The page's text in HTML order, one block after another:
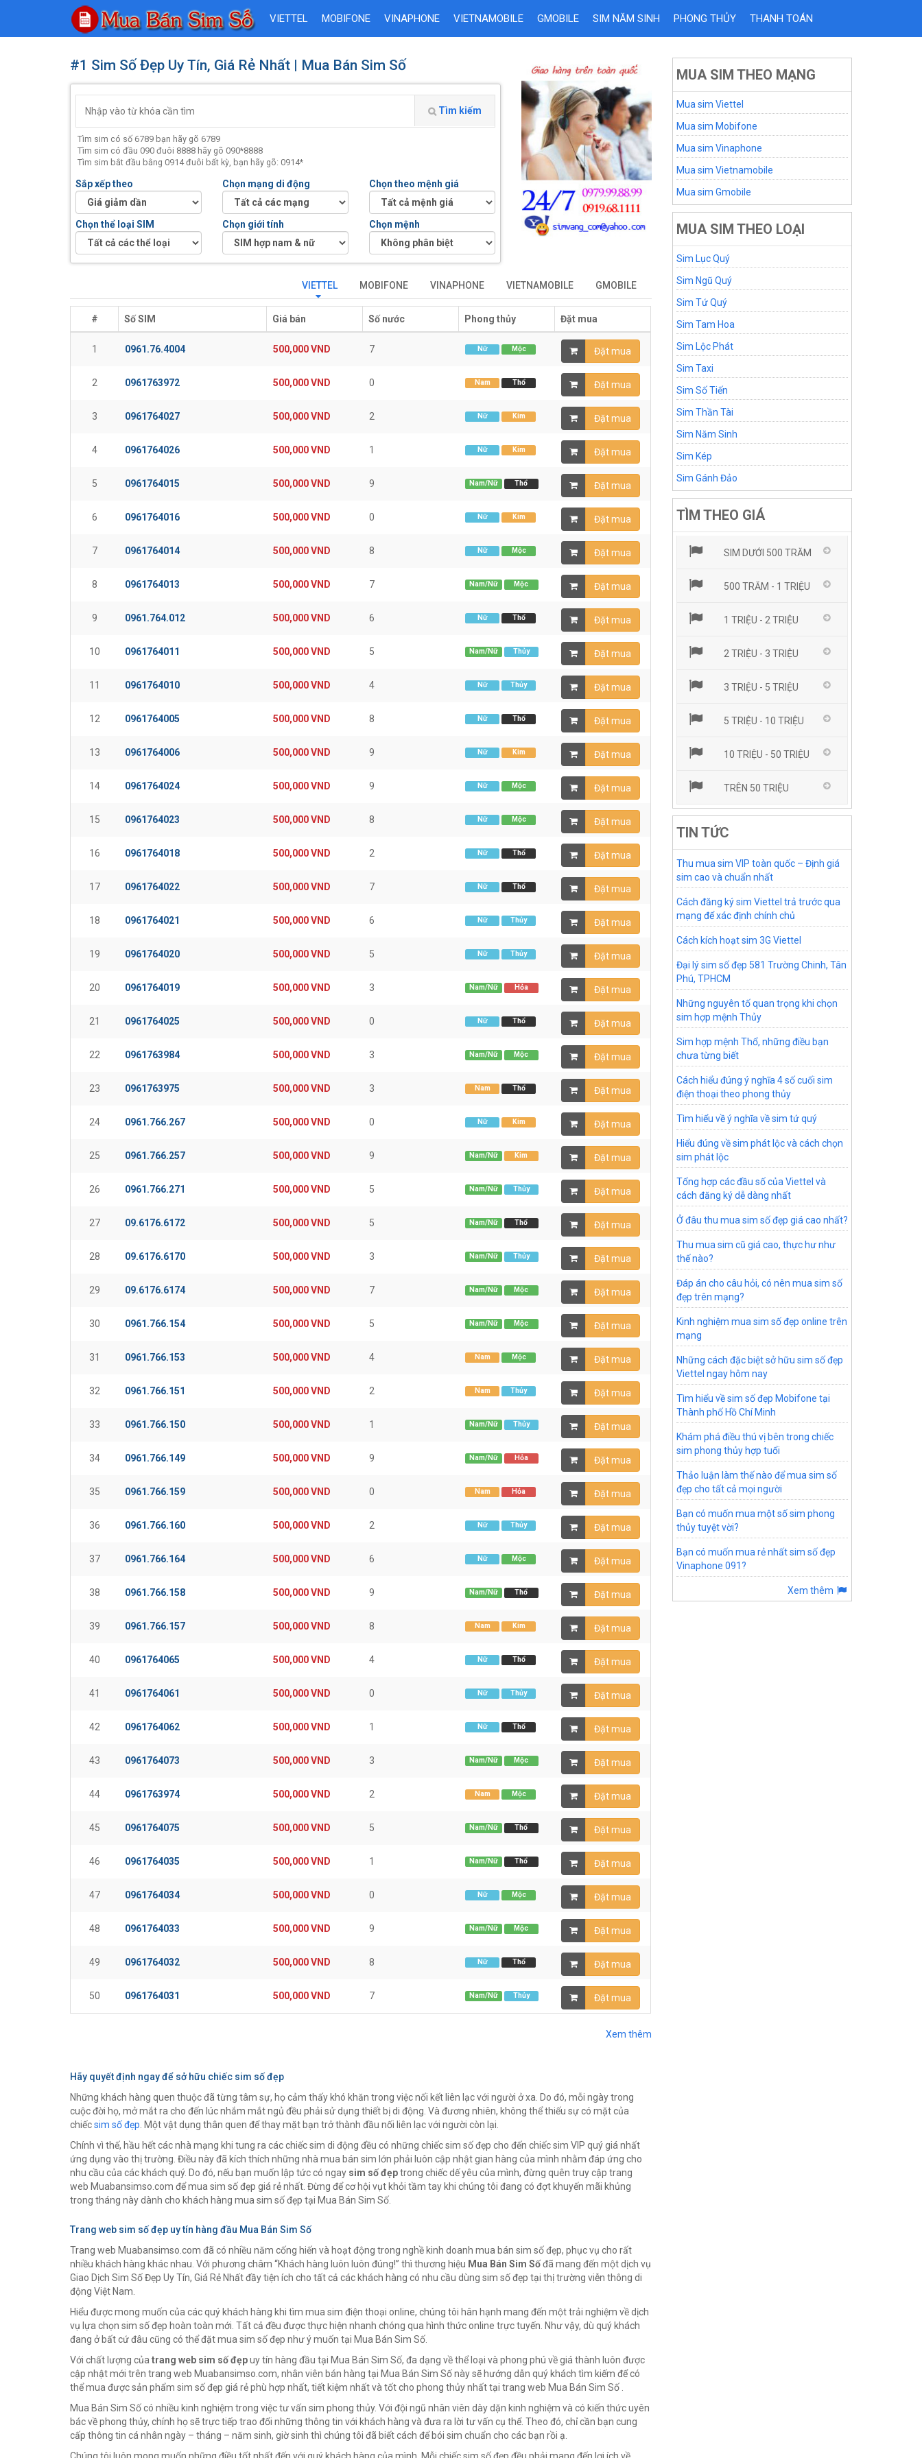
VIETTEL MOBIFONE VINAPHONE VIETNAMOBILE GMOBILE SIM NĂM SINH PHONG THỦY THANH TOÁN
#1 Sim Số Đẹp Uy Tín, Giá Rẻ Nhất | Mua Bán Sim Số
Tìm kiếm
Tìm sim có số 6789 bạn hãy gõ 6789
Tìm sim có đầu 090 đuôi 8888 hãy gõ 090*8888
Tìm sim bắt đầu bằng 0914 đuôi bất kỳ, bạn hãy gõ: 0914*
Sắp xếp theo Chọn mạng di động Chọn theo mệnh giá
Chọn thể loại SIM Chọn giới tính Chọn mệnh
VIETTEL MOBIFONE VINAPHONE VIETNAMOBILE GMOBILE
# Số SIM Giá bán Số nước Phong thủy Đặt mua
1 0961.76.4004 500,000VND 7 Nữ Mộc Đặt mua
2 0961763972 500,000VND 0 Nam Thổ Đặt mua
3 0961764027 500,000VND 2 Nữ Kim Đặt mua
4 0961764026 500,000VND 1 Nữ Kim Đặt mua
5 0961764015 500,000VND 9 Nam/Nữ Thổ Đặt mua
6 0961764016 500,000VND 0 Nữ Kim Đặt mua
7 0961764014 500,000VND 8 Nữ Mộc Đặt mua
8 0961764013 500,000VND 7 Nam/Nữ Mộc Đặt mua
9 0961.764.012 500,000VND 6 Nữ Thổ Đặt mua
10 0961764011 500,000VND 5 Nam/Nữ Thủy Đặt mua
11 0961764010 500,000VND 4 Nữ Thủy Đặt mua
12 0961764005 500,000VND 8 Nữ Thổ Đặt mua
13 0961764006 500,000VND 9 Nữ Kim Đặt mua
14 0961764024 500,000VND 9 Nữ Mộc Đặt mua
15 0961764023 500,000VND 8 Nữ Mộc Đặt mua
16 0961764018 500,000VND 2 Nữ Thổ Đặt mua
17 0961764022 500,000VND 7 Nữ Thổ Đặt mua
18 0961764021 500,000VND 6 Nữ Thủy Đặt mua
19 0961764020 500,000VND 5 Nữ Thủy Đặt mua
20 0961764019 500,000VND 3 Nam/Nữ Hỏa Đặt mua
21 0961764025 500,000VND 0 Nữ Thổ Đặt mua
22 0961763984 500,000VND 3 Nam/Nữ Mộc Đặt mua
23 0961763975 500,000VND 3 Nam Thổ Đặt mua
24 0961.766.267 500,000VND 0 Nữ Kim Đặt mua
25 0961.766.257 500,000VND 9 Nam/Nữ Kim Đặt mua
26 0961.766.271 500,000VND 5 Nam/Nữ Thủy Đặt mua
27 09.6176.6172 500,000VND 5 Nam/Nữ Thổ Đặt mua
28 09.6176.6170 500,000VND 3 Nam/Nữ Thủy Đặt mua
29 09.6176.6174 500,000VND 7 Nam/Nữ Mộc Đặt mua
30 0961.766.154 500,000VND 5 Nam/Nữ Mộc Đặt mua
31 0961.766.153 500,000VND 4 Nam Mộc Đặt mua
32 0961.766.151 500,000VND 2 Nam Thủy Đặt mua
33 0961.766.150 500,000VND 1 Nam/Nữ Thủy Đặt mua
34 0961.766.149 500,000VND 9 Nam/Nữ Hỏa Đặt mua
35 0961.766.159 500,000VND 0 Nam Hỏa Đặt mua
36 0961.766.160 500,000VND 2 Nữ Thủy Đặt mua
37 0961.766.164 500,000VND 6 Nữ Mộc Đặt mua
38 0961.766.158 500,000VND 9 Nam/Nữ Thổ Đặt mua
39 0961.766.157 500,000VND 8 Nam Kim Đặt mua
40 0961764065 500,000VND 4 Nữ Thổ Đặt mua
41 0961764061 500,000VND 0 Nữ Thủy Đặt mua
42 0961764062 500,000VND 1 Nữ Thổ Đặt mua
43 0961764073 500,000VND 3 Nam/Nữ Mộc Đặt mua
44 0961763974 500,000VND 2 Nam Mộc Đặt mua
45 0961764075 500,000VND 5 Nam/Nữ Thổ Đặt mua
46 0961764035 500,000VND 1 Nam/Nữ Thổ Đặt mua
47 0961764034 500,000VND 0 Nữ Mộc Đặt mua
48 0961764033 500,000VND 9 Nam/Nữ Mộc Đặt mua
49 0961764032 500,000VND 8 Nữ Thổ Đặt mua
50 0961764031 500,000VND 7 Nam/Nữ Thủy Đặt mua
Xem thêm
Hãy quyết định ngay để sở hữu chiếc sim số đẹp
Những khách hàng quen thuộc đã từng tâm sự, họ cảm thấy khó khăn trong việc nối kết liên lạc với người ở xa. Do đó, mỗi ngày trong
cuộc đời họ, mở mắt ra cho đến lúc nhắm mắt ngủ đều phải sử dụng thiết bị di động. Và đương nhiên, không thể thiếu sự có mặt của
chiếcsim số đẹp . Một vật dụng thân quen để thay mặt bạn trở thành đầu nối liên lạc với người còn lại.
Chính vì thế, hầu hết các nhà mạng khi tung ra các chiếc sim di động đều có những chiếc sim số đẹp cho đến chiếc sim VIP quý giá nhất
ứng dụng vào thị trường. Điều này đã kích thích những nhà mua bán sim lớn phải luôn cập nhật gian hàng của mình nhằm đáp ứng cho
nhu cầu của các khách quý. Do đó, nếu bạn muốn lập tức có ngay sim số đẹptrong chiếc dế yêu của mình, đừng quên truy cập trang
web Muabansimso.com để mua sim số đẹp giá rẻ nhất. Đừng để cơ hội vụt khỏi tầm tay khi chúng tôi đang có đợt khuyến mãi khủng
trong tháng này dành cho khách hàng mua sim số đẹp tại Mua Bán Sim Số.
Trang web sim số đẹp uy tín hàng đầu Mua Bán Sim Số
Trang web Muabansimso.com đã có nhiều năm cống hiến và hoạt động trong nghề kinh doanh mua bán sim số đẹp, phục vụ cho rất
nhiều khách hàng khác nhau. Với phương châm “Khách hàng luôn luôn đúng!” thì thương hiệu Mua Bán Sim Sốđã mang đến một dịch vụ
Giao Dịch Sim Số Đẹp Uy Tín, Giá Rẻ Nhất đầy tiện ích cho tất cả các khách hàng có nhu cầu dùng sim số đẹp tại thị trường viễn thông di
động Việt Nam.
Hiểu được mong muốn của các quý khách hàng khi tìm mua sim điện thoại online, chúng tôi hân hạnh mang đến một trải nghiệm về dịch
vụ lựa chọn sim số đẹp hoàn toàn mới. Tất cả đều được thực hiện nhanh chóng qua hình thức online trực tuyến. Như vậy, dù quý khách
đang ở bất cứ đâu cũng có thể đặt mua sim số đẹp như ý muốn tại Mua Bán Sim Số.
Với chất lượng của trang web sim số đẹpuy tín hàng đầu tại Mua Bán Sim Số, đa dạng về thể loại và phong phú về giá thành luôn được
cập nhật mới trên trang web Muabansimso.com, nhân viên bán hàng tại Mua Bán Sim Số này sẽ hướng dẫn quý khách tìm kiếm để có
thể mua được sản phẩm sim số đẹp giá rẻ phù hợp nhất, tiết kiệm nhất và tốt cho phong thủy nhất tại trang web Mua Bán Sim Số .
Mua Bán Sim Số có nhiều kinh nghiệm trong việc tư vấn sim phong thủy. Với đội ngũ nhân viên dày dặn kinh nghiệm và có kiến thức uyên
bác về phong thủy, chính họ sẽ trực tiếp trao đổi những thông tin với khách hàng và đưa ra lời tư vấn cụ thể. Theo đó, chỉ cần bạn cung
cấp thông tin cá nhân ngày – tháng – năm sinh, giờ sinh thì chúng tôi đã biết cách để bói sim chuẩn cho các bạn rồi ạ.
MUA SIM THEO MẠNG
Mua sim Viettel
Mua sim Mobifone
Mua sim Vinaphone
Mua sim Vietnamobile
Mua sim Gmobile
MUA SIM THEO LOẠI
Sim Lục Quý
Sim Ngũ Quý
Sim Tứ Quý
Sim Tam Hoa
Sim Lộc Phát
Sim Taxi
Sim Số Tiến
Sim Thần Tài
Sim Năm Sinh
Sim Kép
Sim Gánh Đảo
TÌM THEO GIÁ
SIM DƯỚI 500 TRĂM
500 TRĂM - 1 TRIỆU
1 TRIỆU - 2 TRIỆU
2 TRIỆU - 3 TRIỆU
3 TRIỆU - 5 TRIỆU
5 TRIỆU - 10 TRIỆU
10 TRIỆU - 50 TRIỆU
TRÊN 50 TRIỆU
TIN TỨC
Thu mua sim VIP toàn quốc – Định giá
sim cao và chuẩn nhất
Cách đăng ký sim Viettel trả trước qua
mạng để xác định chính chủ
Cách kích hoạt sim 3G Viettel
Đại lý sim số đẹp 581 Trường Chinh, Tân
Phú, TPHCM
Những nguyên tố quan trọng khi chọn
sim hợp mệnh Thủy
Sim hợp mệnh Thổ, những điều bạn
chưa từng biết
Cách hiểu đúng ý nghĩa 4 số cuối sim
điện thoại theo phong thủy
Tìm hiểu về ý nghĩa về sim tứ quý
Hiểu đúng về sim phát lộc và cách chọn
sim phát lộc
Tổng hợp các đầu số của Viettel và
cách đăng ký dễ dàng nhất
Ở đâu thu mua sim số đẹp giá cao nhất?
Thu mua sim cũ giá cao, thực hư như
thế nào?
Đáp án cho câu hỏi, có nên mua sim số
đẹp trên mạng?
Kinh nghiệm mua sim số đẹp online trên
mạng
Những cách đặc biệt sở hữu sim số đẹp
Viettel ngay hôm nay
Tìm hiểu về sim số đẹp Mobifone tại
Thành phố Hồ Chí Minh
Khám phá điều thú vị bên trong chiếc
sim phong thủy hợp tuổi
Thảo luận làm thế nào để mua sim số
đẹp cho tất cả mọi người
Bạn có muốn mua một số sim phong
thủy tuyệt vời?
Bạn có muốn mua rẻ nhất sim số đẹp
Vinaphone 091?
Xem thêm